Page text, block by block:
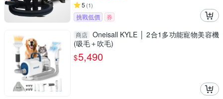
5 (1)
挑戰低價 券
商店 Oneisall KYLE │ 2合1多功能寵物美容機
(吸毛＋吹毛)
$5,490